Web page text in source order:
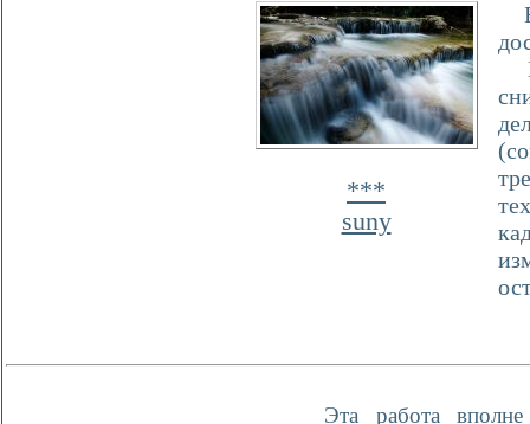
***
suny
Эта работа вполне